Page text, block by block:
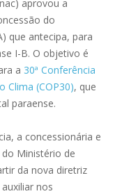
aprovou a
do
que antecipa, para
I-B. O objetivo é
a 30ª Conferência
Clima (COP30), que
paraense.
a concessionária e
do Ministério de
da nova diretriz
nos